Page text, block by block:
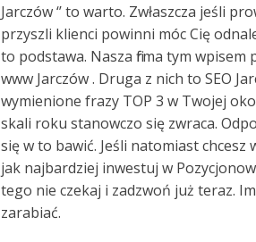
Jarczów ‘’ to warto. Zwłaszcza jeśli
przyszli klienci powinni móc Cię
to podstawa. Nasza firma tym
www Jarczów . Druga z nich to SEO
wymienione frazy TOP 3 w Twojej
skali roku stanowczo się zwraca.
się w to bawić. Jeśli natomiast
jak najbardziej inwestuj w
tego nie czekaj i zadzwoń już teraz.
zarabiać.